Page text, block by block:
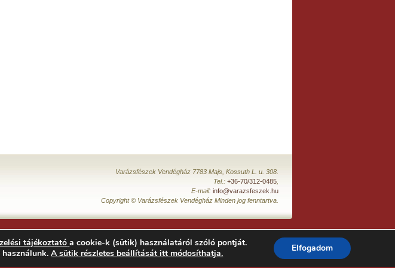
Varázsfészek Vendégház 7783 Majs, Kossuth L. u. 308.
Tel.: +36-70/312-0485
E-mail: info@varazsfeszek.hu
Copyright © Varázsfészek Vendégház Minden jog fenntartva.
tájékoztató a cookie-k (sütik) használatáról szóló pontját.
használunk.A sütik részletes beállítását itt módosíthatja. Elfogadom